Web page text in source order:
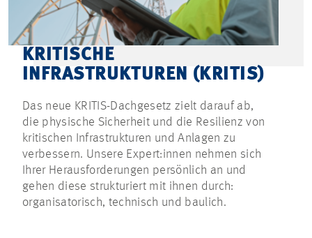
KRITISCHE
INFRASTRUKTUREN (KRITIS)
Das neue KRITIS-Dachgesetz zielt darauf ab,
die physische Sicherheit und die Resilienz von
kritischen Infrastrukturen und Anlagen zu
verbessern. Unsere Expert:innen nehmen sich
Ihrer Herausforderungen persönlich an und
gehen diese strukturiert mit ihnen durch:
organisatorisch, technisch und baulich.